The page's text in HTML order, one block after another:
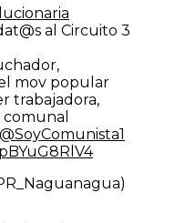
al Circuito 3
mov popular
trabajadora,
@SoyComunista1